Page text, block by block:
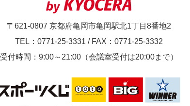
〒621-0807 京都府亀岡市亀岡駅北1丁目8番地2
TEL：0771-25-3331 / FAX：0771-25-3332
受付時間：9:00～21:00（会議室受付は20:00まで）